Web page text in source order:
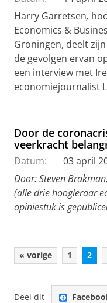
Harry Garretsen,
Economics &
Groningen, deelt
de gevolgen ervan
een interview met
economiejournalist
Door de
veerkracht
Datum:
03 april
Door: Steven
(alle drie hoogleraar
opiniestuk is
« vorige 1 2
Deel dit